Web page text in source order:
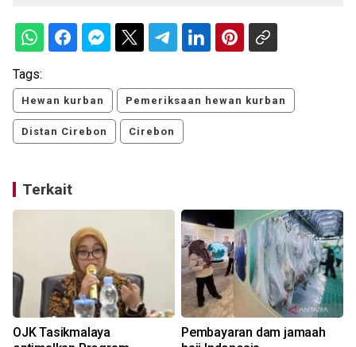
Tags:
Hewan kurban Pemeriksaan hewan kurban
Distan Cirebon Cirebon
Terkait
OJK Tasikmalaya
Pembayaran dam jamaah